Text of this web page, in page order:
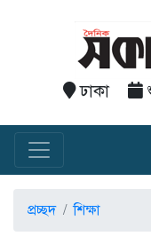
ঢাকা
প্রচ্ছদ শিক্ষা